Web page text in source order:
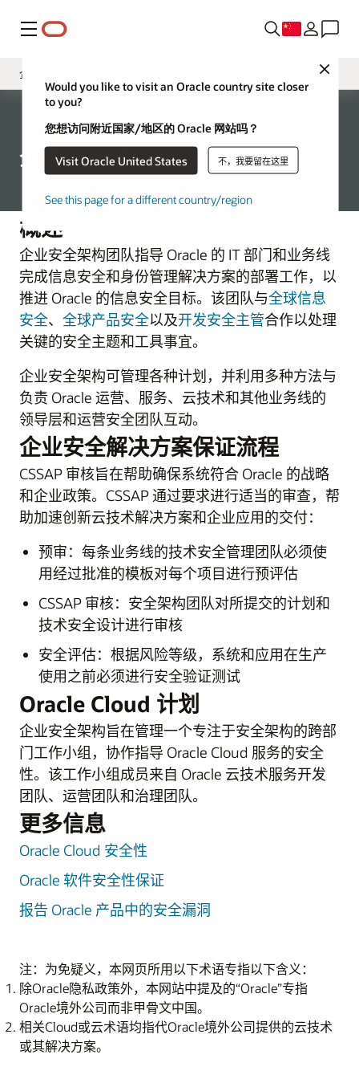
菜单
Close
Would you like to visit an Oracle country site closer
to you?
您想访问附近国家/地区的 Oracle 网站吗？
Visit Oracle United States 不，我要留在这里
See this page for a different country/region
企业安全架构
首席安全官
Oracle 产品安全性
全球物理安全
全球贸易合规性
业务评估和审计
企业安全架构
概述
企业安全架构团队指导 Oracle 的 IT 部门和业务线
完成信息安全和身份管理解决方案的部署工作，以
推进 Oracle 的信息安全目标。该团队与全球信息
安全、 全球产品安全以及开发安全主管合作以处理
关键的安全主题和工具事宜。
企业安全架构可管理各种计划，并利用多种方法与
负责 Oracle 运营、服务、云技术和其他业务线的
领导层和运营安全团队互动。
企业安全解决方案保证流程
CSSAP 审核旨在帮助确保系统符合 Oracle 的战略
和企业政策。CSSAP 通过要求进行适当的审查，帮
助加速创新云技术解决方案和企业应用的交付：
预审：每条业务线的技术安全管理团队必须使
用经过批准的模板对每个项目进行预评估
CSSAP 审核：安全架构团队对所提交的计划和
技术安全设计进行审核
安全评估：根据风险等级，系统和应用在生产
使用之前必须进行安全验证测试
Oracle Cloud 计划
企业安全架构旨在管理一个专注于安全架构的跨部
门工作小组，协作指导 Oracle Cloud 服务的安全
性。该工作小组成员来自 Oracle 云技术服务开发
团队、运营团队和治理团队。
更多信息
Oracle Cloud 安全性
Oracle 软件安全性保证
报告 Oracle 产品中的安全漏洞
注：为免疑义，本网页所用以下术语专指以下含义：
除Oracle隐私政策外，本网站中提及的“Oracle”专指
Oracle境外公司而非甲骨文中国。
相关Cloud或云术语均指代Oracle境外公司提供的云技术
或其解决方案。